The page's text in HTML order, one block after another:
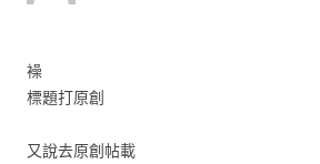
襙
標題打原創
又說去原創帖載